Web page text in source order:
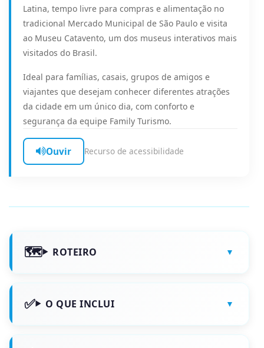
Latina, tempo livre para compras e alimentação no
tradicional Mercado Municipal de São Paulo e visita
ao Museu Catavento, um dos museus interativos mais
visitados do Brasil.
Ideal para famílias, casais, grupos de amigos e
viajantes que desejam conhecer diferentes atrações
da cidade em um único dia, com conforto e
segurança da equipe Family Turismo.
Ouvir Recurso de acessibilidade
ROTEIRO
O QUE INCLUI